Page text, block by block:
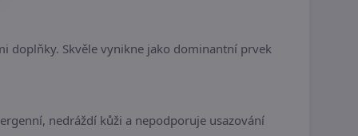
doplňky. Skvěle vynikne jako dominantní prvek
nedráždí kůži a nepodporuje usazování